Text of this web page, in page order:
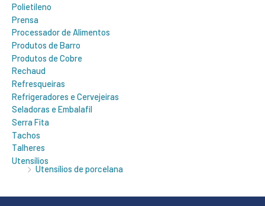
Polietileno
Prensa
Processador de Alimentos
Produtos de Barro
Produtos de Cobre
Rechaud
Refresqueiras
Refrigeradores e Cervejeiras
Seladoras e Embalafil
Serra Fita
Tachos
Talheres
Utensílios
Utensílios de porcelana